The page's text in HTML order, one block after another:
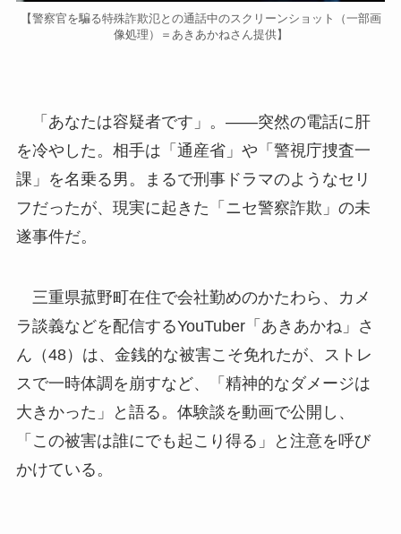
【警察官を騙る特殊詐欺氾との通話中のスクリーンショット（一部画
像処理）＝あきあかねさん提供】
「あなたは容疑者です」。――突然の電話に肝
を冷やした。相手は「通産省」や「警視庁捜査一
課」を名乗る男。まるで刑事ドラマのようなセリ
フだったが、現実に起きた「ニセ警察詐欺」の未
遂事件だ。
三重県菰野町在住で会社勤めのかたわら、カメ
ラ談義などを配信するYouTuber「あきあかね」さ
ん（48）は、金銭的な被害こそ免れたが、ストレ
スで一時体調を崩すなど、「精神的なダメージは
大きかった」と語る。体験談を動画で公開し、
「この被害は誰にでも起こり得る」と注意を呼び
かけている。